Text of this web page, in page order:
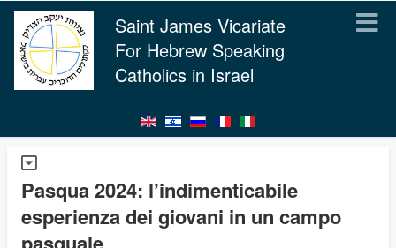
Saint James Vicariate
For Hebrew Speaking
Catholics in Israel
Pasqua 2024: l’indimenticabile
esperienza dei giovani in un campo